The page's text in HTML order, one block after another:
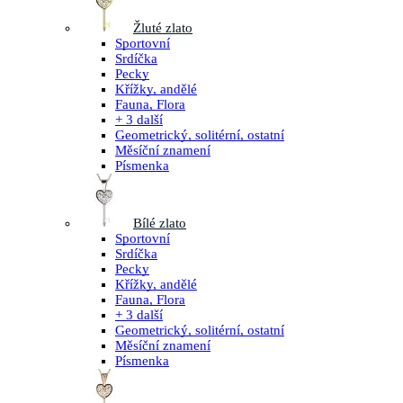
Žluté zlato
Sportovní
Srdíčka
Pecky
Křížky, andělé
Fauna, Flora
+ 3 další
Geometrický, solitérní, ostatní
Měsíční znamení
Písmenka
Bílé zlato
Sportovní
Srdíčka
Pecky
Křížky, andělé
Fauna, Flora
+ 3 další
Geometrický, solitérní, ostatní
Měsíční znamení
Písmenka